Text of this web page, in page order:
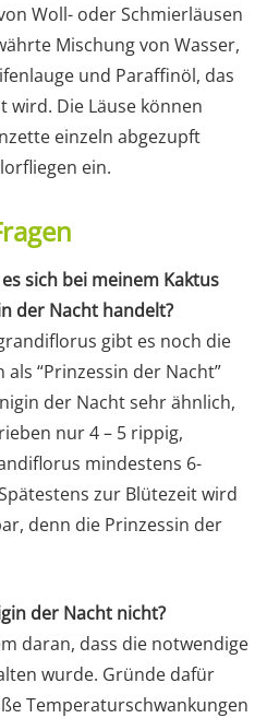
Woll- oder Schmierläusen
Mischung von Wasser,
und Paraffinöl, das
wird. Die Läuse können
einzeln abgezupft
ein.
sich bei meinem Kaktus
der Nacht handelt?
gibt es noch die
“Prinzessin der Nacht”
der Nacht sehr ähnlich,
nur 4 – 5 rippig,
mindestens 6-
zur Blütezeit wird
denn die Prinzessin der
der Nacht nicht?
daran, dass die notwendige
wurde. Gründe dafür
Temperaturschwankungen